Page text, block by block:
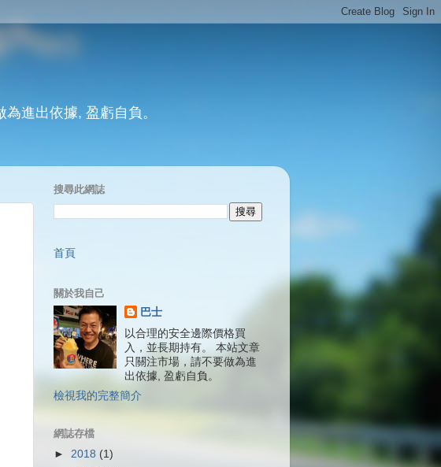
進出依據, 盈虧自負。
搜尋此網誌
首頁
關於我自己
巴士
以合理的安全邊際價格買
入，並長期持有。 本站文章
只關注市場，請不要做為進
出依據, 盈虧自負。
檢視我的完整簡介
網誌存檔
► 2018 (1)